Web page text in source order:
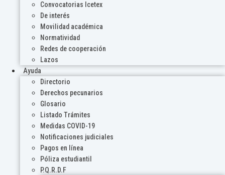
Convocatorias Icetex
De interés
Movilidad académica
Normatividad
Redes de cooperación
Lazos
Ayuda
Directorio
Derechos pecunarios
Glosario
Listado Trámites
Medidas COVID-19
Notificaciones judiciales
Pagos en línea
Póliza estudiantil
P.Q.R.D.F